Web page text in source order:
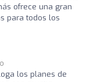
ofrece una gran
para todos los
los planes de